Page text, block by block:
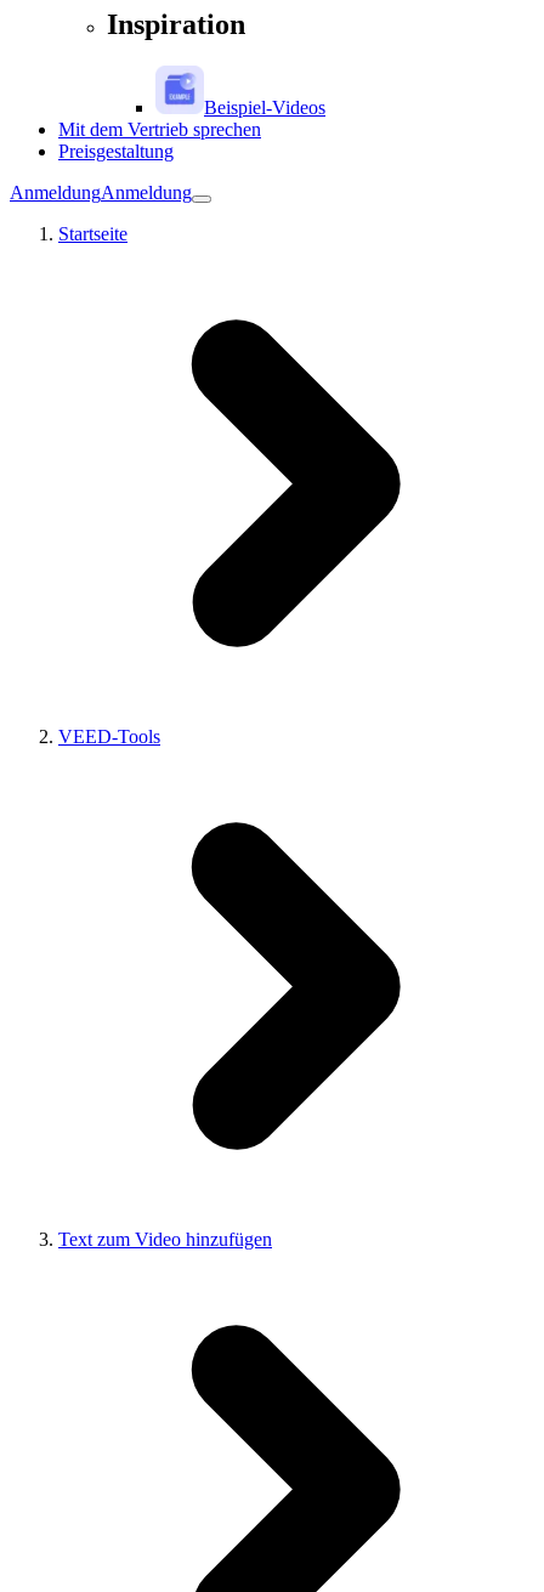
Inspiration
Beispiel-Videos
Mit dem Vertrieb sprechen
Preisgestaltung
AnmeldungAnmeldung
Startseite
VEED-Tools
Text zum Video hinzufügen